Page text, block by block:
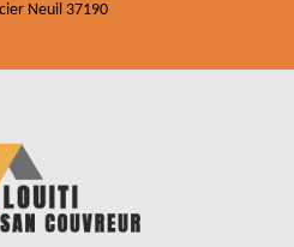
Neuil 37190